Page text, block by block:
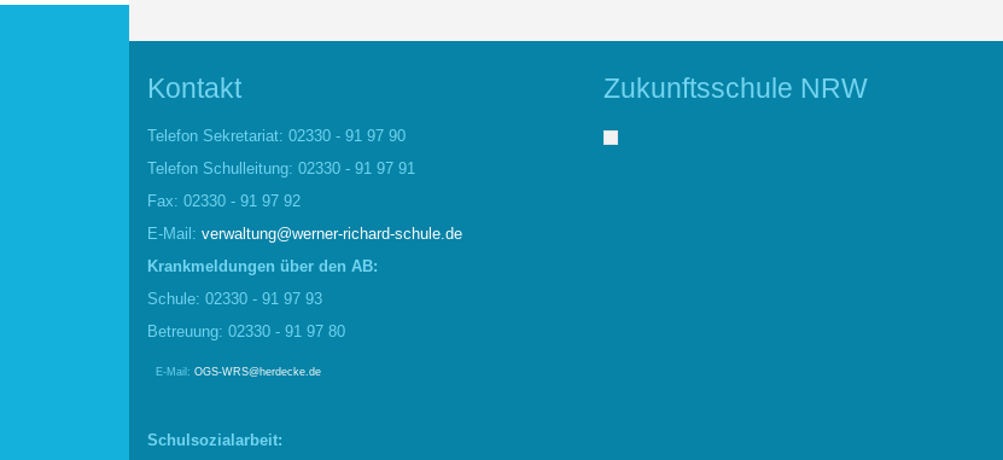
Kontakt
Telefon Sekretariat: 02330 - 91 97 90
Telefon Schulleitung: 02330 - 91 97 91
Fax: 02330 - 91 97 92
E-Mail: verwaltung@werner-richard-schule.de
Krankmel d ungen über den AB:
Schule: 02330 - 91 97 93
Betreuung: 02330 - 91 97 80
E-Mail: OGS-WRS@herdecke.de
Schulsozialarbeit:
Zukunftsschule NRW